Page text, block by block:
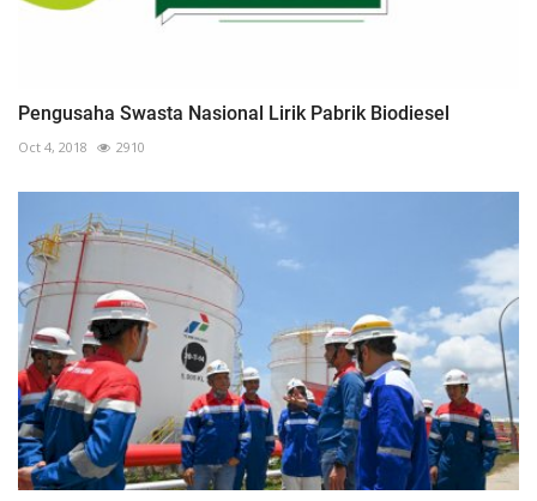
Pengusaha Swasta Nasional Lirik Pabrik Biodiesel
Oct 4, 2018 2910